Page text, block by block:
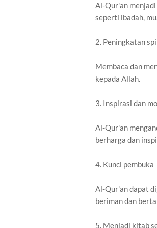
Al-Qur'an
seperti ibadah,
2. Peningkatan
Membaca dan
kepada Allah.
3. Inspirasi dan
Al-Qur'an
berharga dan
4. Kunci pembuka
Al-Qur'an dapat
beriman dan
5. Menjadi kitab